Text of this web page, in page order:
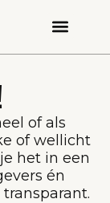
of als
of wellicht
het in een
én